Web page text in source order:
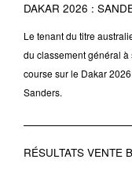
DAKAR 2026 :
Le tenant du titre
du classement général
course sur le Dakar
Sanders.
RÉSULTATS VENTE